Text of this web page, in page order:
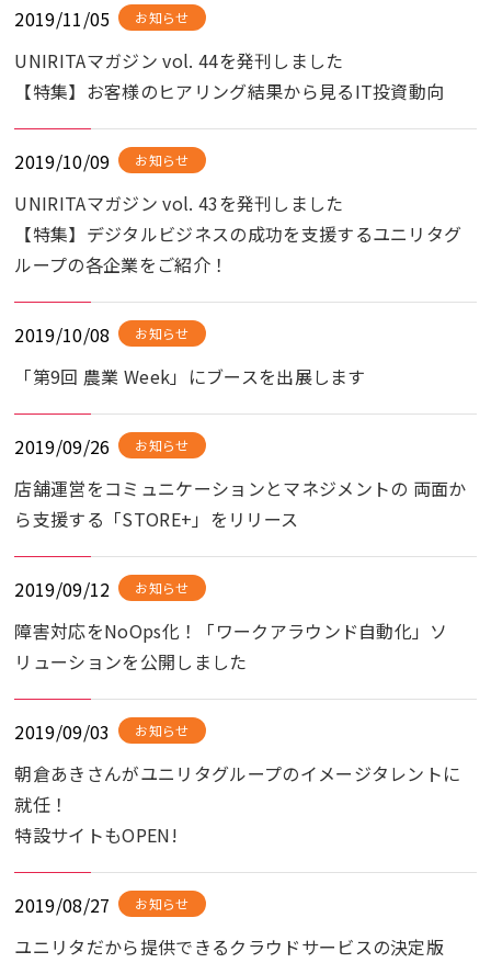
2019/11/05 お知らせ
UNIRITAマガジン vol. 44を発刊しました
【特集】お客様のヒアリング結果から見るIT投資動向
2019/10/09 お知らせ
UNIRITAマガジン vol. 43を発刊しました
【特集】デジタルビジネスの成功を支援するユニリタグ
ループの各企業をご紹介！
2019/10/08 お知らせ
「第9回 農業 Week」にブースを出展します
2019/09/26 お知らせ
店舗運営をコミュニケーションとマネジメントの 両面か
ら支援する「STORE+」をリリース
2019/09/12 お知らせ
障害対応をNoOps化！「ワークアラウンド自動化」ソ
リューションを公開しました
2019/09/03 お知らせ
朝倉あきさんがユニリタグループのイメージタレントに
就任！
特設サイトもOPEN!
2019/08/27 お知らせ
ユニリタだから提供できるクラウドサービスの決定版